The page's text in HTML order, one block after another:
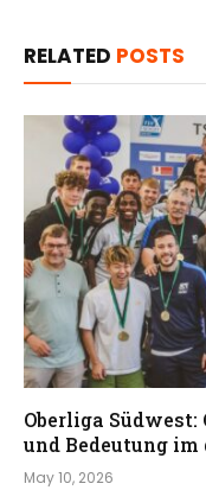
RELATED POSTS
Oberliga Südwest:
und Bedeutung
May 10, 2026